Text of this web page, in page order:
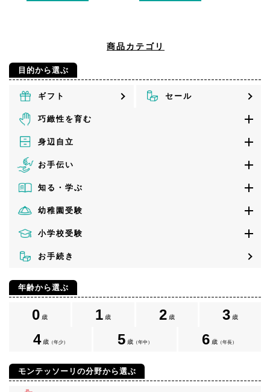
商品カテゴリ
目的から選ぶ
ギフト セール
巧緻性を育む
身辺自立
お手伝い
知る・学ぶ
幼稚園受験
小学校受験
お手続き
年齢から選ぶ
0 歳 1 歳 2 歳 3 歳
4 歳（年少） 5 歳（年中） 6 歳 （年長）
モンテッソーリの分野から選ぶ